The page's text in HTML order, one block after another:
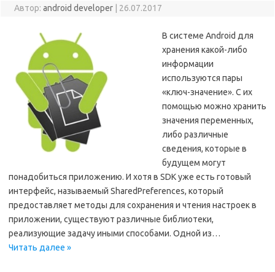
Автор: android developer 26.07.2017
В системе Android для
хранения какой-либо
информации
используются пары
«ключ-значение». С их
помощью можно хранить
значения переменных,
либо различные
сведения, которые в
будущем могут
понадобиться приложению. И хотя в SDK уже есть готовый
интерфейс, называемый SharedPreferences, который
предоставляет методы для сохранения и чтения настроек в
приложении, существуют различные библиотеки,
реализующие задачу иными способами. Одной из…
Читать далее »